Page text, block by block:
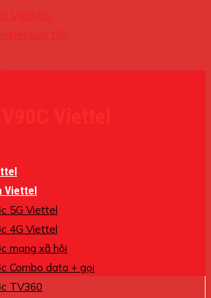
Viettel
5G Viettel
4G Viettel
mạng xã hội
Combo data + gọi
TV360